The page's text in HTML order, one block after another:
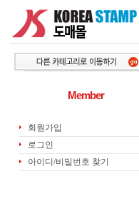
Member
회원가입
로그인
아이디/비밀번호 찾기